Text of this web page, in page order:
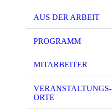
AUS DER ARBEIT
PROGRAMM
MITARBEITER
VERANSTALTUNGS-
ORTE